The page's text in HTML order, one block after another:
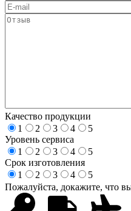
Качество продукции
1
2 3 4
5
Уровень сервиса
1
2 3 4
5
Срок изготовления
1
2 3 4
5
Пожалуйста, докажите, что